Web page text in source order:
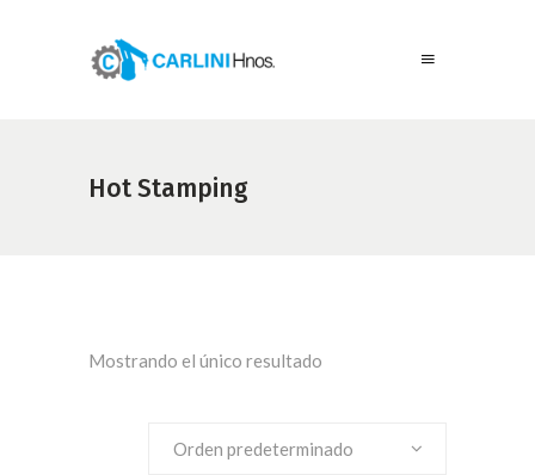
Hot Stamping
Mostrando el único resultado
Orden predeterminado